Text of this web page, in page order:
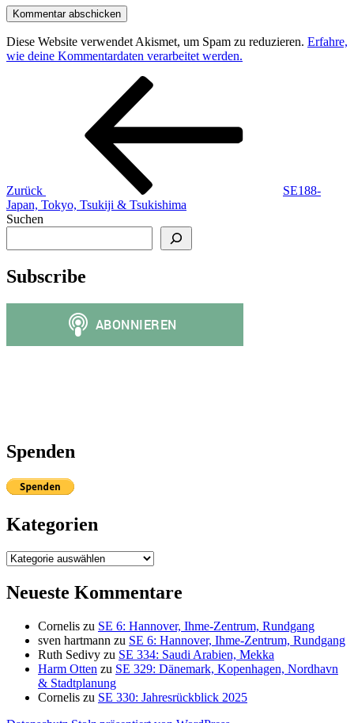
Diese Website verwendet Akismet, um Spam zu reduzieren. Erfahre,
wie deine Kommentardaten verarbeitet werden.
Beitragsnavigation
Zurück
SE188-
Japan, Tokyo, Tsukiji & Tsukishima
Suchen
Subscribe
Spenden
Kategorien
Kategorien
Neueste Kommentare
Cornelis zu SE 6: Hannover, Ihme-Zentrum, Rundgang
sven hartmann zu SE 6: Hannover, Ihme-Zentrum, Rundgang
Ruth Sedivy zu SE 334: Saudi Arabien, Mekka
Harm Otten zu SE 329: Dänemark, Kopenhagen, Nordhavn
& Stadtplanung
Cornelis zu SE 330: Jahresrückblick 2025